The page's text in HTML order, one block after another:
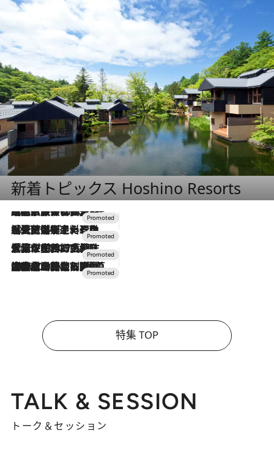
新着トピックス Hoshino Resorts
2026.7.31
【ホテル帰省】という選択肢をOMOが提案。家族とほどよい距離を保つには「昼は実家、夜は気兼ねなくホテルで！」
2026.7.24
【夏限定ディナーコース】旬を迎える稚鮎や花ズッキーニなどをイタリア・トスカーナの郷土料理の手法で満喫！
2026.7.17
「土佐和ハーブかき氷」がOMO7高知に登場！生姜、山椒、大葉など目にも舌にも涼を呼ぶ郷土の味
2026.7.10
NEW OPEN！【界 草津】名湯の地に誕生。趣の異なる2種の温泉と上州ならではの会席・蕎麦割烹など美食を味わう究極の癒やし旅
特集 TOP
TALK & SESSION
トーク＆セッション